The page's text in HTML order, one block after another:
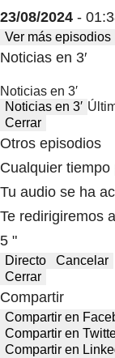
23/08/2024 -
Ver más episodios
Noticias en 3′
Noticias en 3′
Noticias en 3′
Cerrar
Otros episodios
Cualquier
Tu audio se ha
Te redirigiremos
5 "
Directo
Cancelar
Cerrar
Compartir
Compartir en
Compartir en
Compartir en